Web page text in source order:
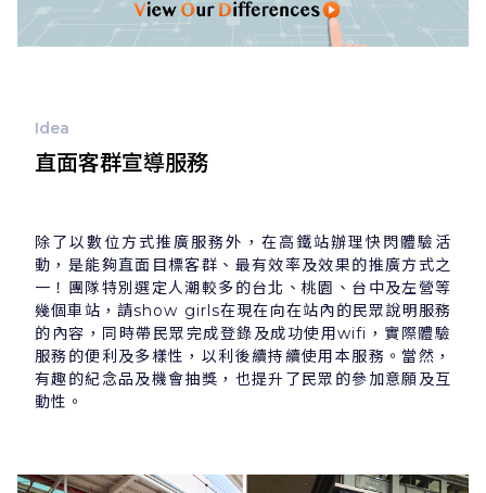
Idea
直面客群宣導服務
除了以數位方式推廣服務外，在高鐵站辦理快閃體驗活
動，是能夠直面目標客群、最有效率及效果的推廣方式之
一！團隊特別選定人潮較多的台北、桃園、台中及左營等
幾個車站，請show girls在現在向在站內的民眾說明服務
的內容，同時帶民眾完成登錄及成功使用wifi，實際體驗
服務的便利及多樣性，以利後續持續使用本服務。當然，
有趣的紀念品及機會抽獎，也提升了民眾的參加意願及互
動性。